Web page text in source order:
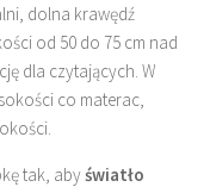
dolna krawędź
od 50 do 75 cm nad
dla czytających. W
co materac,
tak, abyświatło